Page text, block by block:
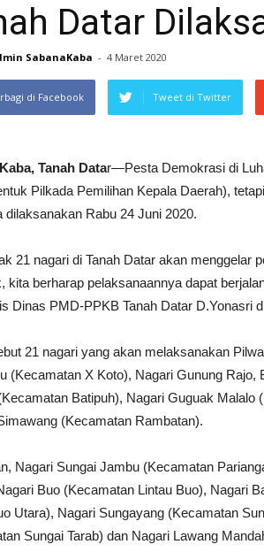
Datar
SabanaKaba - 4 Maret 2020
di Facebook Tweet di Twitter
Tanah Datar—Pesta Demokrasi di
Pilkada Pemilihan Kepala Daerah),
dilaksanakan Rabu 24 Juni 2020.
21 nagari di Tanah Datar akan menggelar
kita berharap pelaksanaannya dapat
Dinas PMD-PPKB Tanah Datar D.Yonasri
21 nagari yang akan melaksanakan
(Kecamatan X Koto), Nagari Gunung Rajo,
Batipuh), Nagari Guguak
(Kecamatan Rambatan).
Nagari Sungai Jambu (Kecamatan
Buo (Kecamatan Lintau Buo), Nagari
Utara), Nagari Sungayang (Kecamatan
Sungai Tarab) dan Nagari Lawang